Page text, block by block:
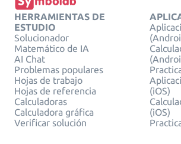
HERRAMIENTAS DE
ESTUDIO
Solucionador
Matemático de IA
AI Chat
Problemas populares
Hojas de trabajo
Hojas de referencia
Calculadoras
Calculadora gráfica
Verificar solución
(iOS)
(iOS)